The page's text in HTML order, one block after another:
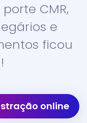
CMR,
e
ficou
online